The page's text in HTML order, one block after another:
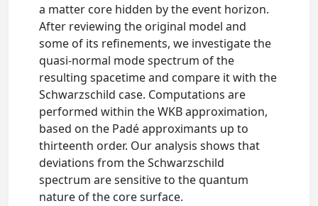
a matter core hidden by the event horizon.
After reviewing the original model and
some of its refinements, we investigate the
quasi-normal mode spectrum of the
resulting spacetime and compare it with the
Schwarzschild case. Computations are
performed within the WKB approximation,
based on the Padé approximants up to
thirteenth order. Our analysis shows that
deviations from the Schwarzschild
spectrum are sensitive to the quantum
nature of the core surface.